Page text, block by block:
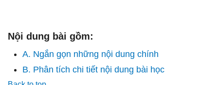
Nội dung bài gồm:
A. Ngắn gọn những nội dung chính
B. Phân tích chi tiết nội dung bài học